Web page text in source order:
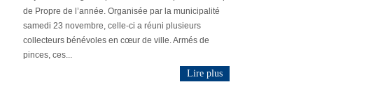
de Propre de l’année. Organisée par la municipalité
samedi 23 novembre, celle-ci a réuni plusieurs
collecteurs bénévoles en cœur de ville. Armés de
pinces, ces...
Lire plus